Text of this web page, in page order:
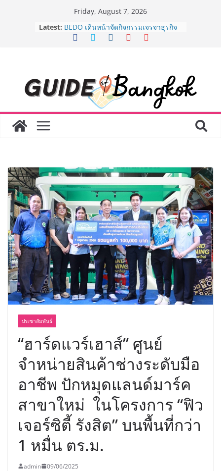
Friday, August 7, 2026
Latest:
AirAsia X SEE FAH พันธมิตรทางธุรกิจ
ยาวนานกว่า 20 ปี ต่อยอดเสิร์ฟความ
อร่อย ยกเมนูระดับตำนาน “ข้าวหน้าไก่
ระดับผลิตภัณฑ์ท้องถิ่นสู่ตลาดเชิง
พาณิชย์อย่างยั่งยืน
“ตลาดดอกไม้สี่มุมเมือง” ศูนย์รวมดอกไม้
สด ดอกไม้ประดิษฐ์ พวงมาลัย และสังฆ
ภัณฑ์ครบวงจร ขอเชิญเลือกซื้อมาลัย
ได้เตรียมนักเรียนเพียงเพื่อก้าวเข้าสู่
มหาวิทยาลัยเท่านั้น แต่ยังเตรียมพวก
เขาให้พร้อมเป็นผู้กำหนดอนาคต”
8.8 “ซูเลียน” รวมพลังนักธุรกิจทั่ว
ประเทศ จัดประชุมใหญ่แห่งปี พบ CEO
“ดร.ปิยะวัฒน์” ถ่ายทอดวิสัยทัศน์ธุรกิจ
พร้อมฟรีคอนเสิร์ต “โชค รถแห่” ยกวง
ประชาสัมพันธ์
“ฮาร์ดแวร์เฮาส์” ศูนย์
จำหน่ายสินค้าช่างระดับมือ
อาชีพ ปักหมุดแลนด์มาร์ค
สาขาใหม่ ในโครงการ “ฟิว
เจอร์ซิตี้ รังสิต” บนพื้นที่กว่า
1 หมื่น ตร.ม.
admin 09/06/2025